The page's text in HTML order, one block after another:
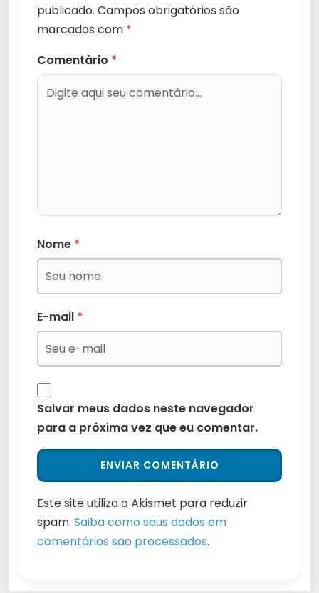
publicado. Campos obrigatórios são
marcados com *
Comentário *
Nome *
E-mail *
Salvar meus dados neste navegador
para a próxima vez que eu comentar.
Este site utiliza o Akismet para reduzir
spam. Saiba como seus dados em
comentários são processados.